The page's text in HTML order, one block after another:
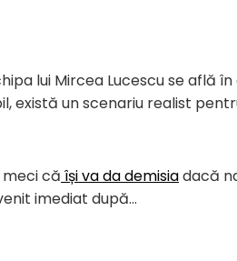
lui Mircea Lucescu se află
există un scenariu realist
meci că își va da demisiadacă
imediat după…